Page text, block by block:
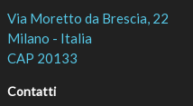
Via Moretto da Brescia, 22
Milano - Italia
CAP 20133
Contatti